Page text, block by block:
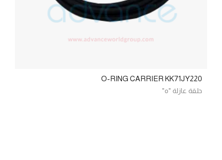
O-RING CARRIER KK71JY220
حلقة عازلة "o"